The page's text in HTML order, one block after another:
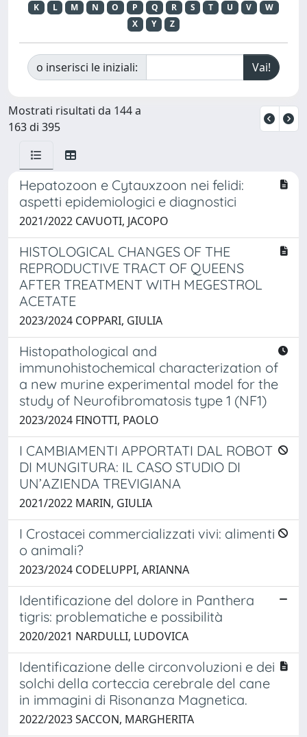
K
L M N O P Q R S T U V
W
X
Y Z
o inserisci le iniziali:
Mostrati risultati da 144 a
163 di 395
Hepatozoon e Cytauxzoon nei felidi:
aspetti epidemiologici e diagnostici
2021/2022 CAVUOTI, JACOPO
HISTOLOGICAL CHANGES OF THE
REPRODUCTIVE TRACT OF QUEENS
AFTER TREATMENT WITH MEGESTROL
ACETATE
2023/2024 COPPARI, GIULIA
Histopathological and
immunohistochemical characterization of
a new murine experimental model for the
study of Neurofibromatosis type 1 (NF1)
2023/2024 FINOTTI, PAOLO
I CAMBIAMENTI APPORTATI DAL ROBOT
DI MUNGITURA: IL CASO STUDIO DI
UN’AZIENDA TREVIGIANA
2021/2022 MARIN, GIULIA
I Crostacei commercializzati vivi: alimenti
o animali?
2023/2024 CODELUPPI, ARIANNA
Identificazione del dolore in Panthera
tigris: problematiche e possibilità
2020/2021 NARDULLI, LUDOVICA
Identificazione delle circonvoluzioni e dei
solchi della corteccia cerebrale del cane
in immagini di Risonanza Magnetica.
2022/2023 SACCON, MARGHERITA